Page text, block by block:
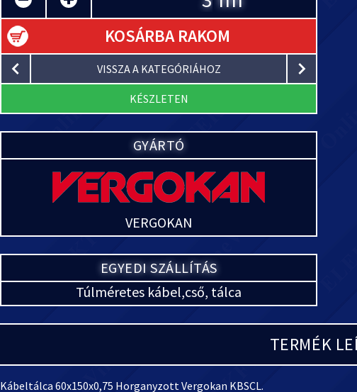
KOSÁRBA RAKOM
VISSZA A KATEGÓRIÁHOZ
KÉSZLETEN
GYÁRTÓ
VERGOKAN
EGYEDI SZÁLLÍTÁS
Túlméretes kábel,cső, tálca
TERMÉK
Kábeltálca 60x150x0,75 Horganyzott Vergokan KBSCL.